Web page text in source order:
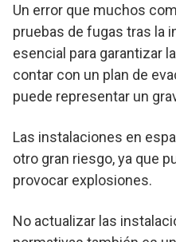
Un error que muchos
pruebas de fugas tras la
esencial para garantizar
contar con un plan de
puede representar un
Las instalaciones en
otro gran riesgo, ya que
provocar explosiones.
No actualizar las